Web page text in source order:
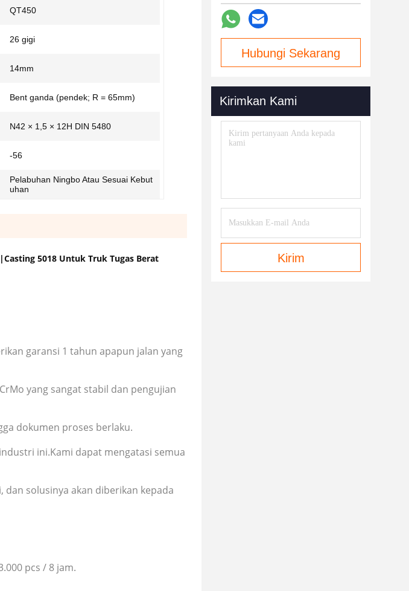
QT450
26 gigi
14mm
Bent ganda (pendek; R = 65mm)
N42 × 1,5 × 12H DIN 5480
-56
Pelabuhan Ningbo Atau Sesuai Kebut
uhan
5018 Untuk Truk Tugas Berat
garansi 1 tahun apapun jalan yang
yang sangat stabil dan pengujian
dokumen proses berlaku.
ini.Kami dapat mengatasi semua
dan solusinya akan diberikan kepada
pcs / 8 jam.
Hubungi Sekarang
Kirimkan Kami
Kirim